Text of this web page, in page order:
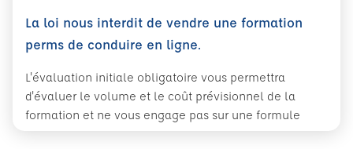
La loi nous interdit de vendre une formation
perms de conduire en ligne.
L'évaluation initiale obligatoire vous permettra
d'évaluer le volume et le coût prévisionnel de la
formation et ne vous engage pas sur une formule